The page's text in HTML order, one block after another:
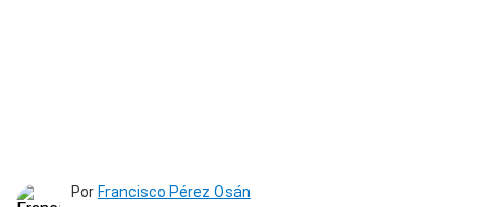
Por Francisco Pérez Osán